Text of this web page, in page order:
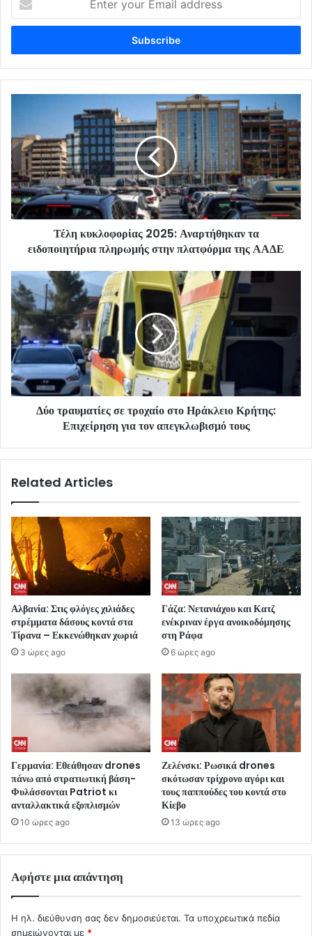
your
Email
Τέλη κυκλοφορίας 2025: Αναρτήθηκαν τα
ειδοποιητήρια πληρωμής στην πλατφόρμα της ΑΑΔΕ
Δύο τραυματίες σε τροχαίο στο Ηράκλειο Κρήτης:
Επιχείρηση για τον απεγκλωβισμό τους
Related Articles
Αλβανία: Στις φλόγες χιλιάδες
στρέμματα δάσους κοντά στα
Τίρανα – Εκκενώθηκαν χωριά
3 ώρες ago
Γάζα: Νετανιάχου και Κατζ
ενέκριναν έργα ανοικοδόμησης
στη Ράφα
6 ώρες ago
Γερμανία: Εθεάθησαν drones
πάνω από στρατιωτική βάση-
Φυλάσσονται Patriot κι
ανταλλακτικά εξοπλισμών
10 ώρες ago
Ζελένσκι: Ρωσικά drones
σκότωσαν τρίχρονο αγόρι και
τους παππούδες του κοντά στο
Κίεβο
13 ώρες ago
Αφήστε μια απάντηση
Η ηλ. διεύθυνση σας δεν δημοσιεύεται. Τα υποχρεωτικά πεδία
σημειώνονται με *